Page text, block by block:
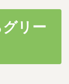
リー